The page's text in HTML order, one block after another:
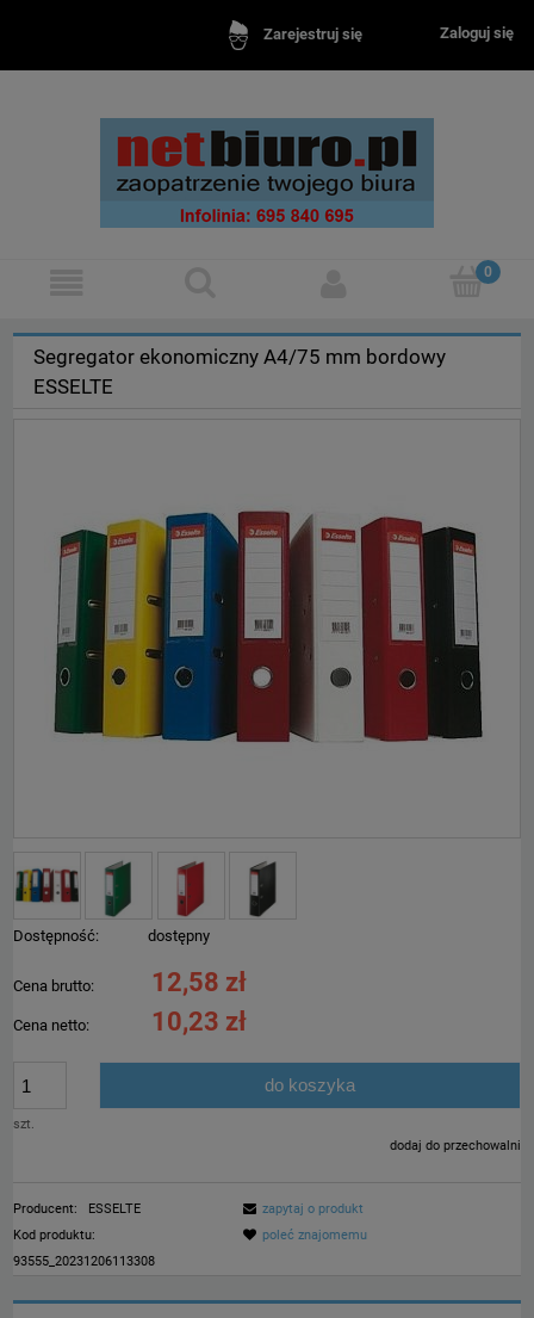
Zarejestruj się Zaloguj się
Segregator ekonomiczny A4/75 mm bordowy
ESSELTE
Dostępność: dostępny
Cena brutto: 12,58 zł
Cena netto: 10,23 zł
szt.
do koszyka
dodaj do przechowalni
Producent:
ESSELTE
Kod produktu:
93555_20231206113308
zapytaj o produkt
poleć znajomemu